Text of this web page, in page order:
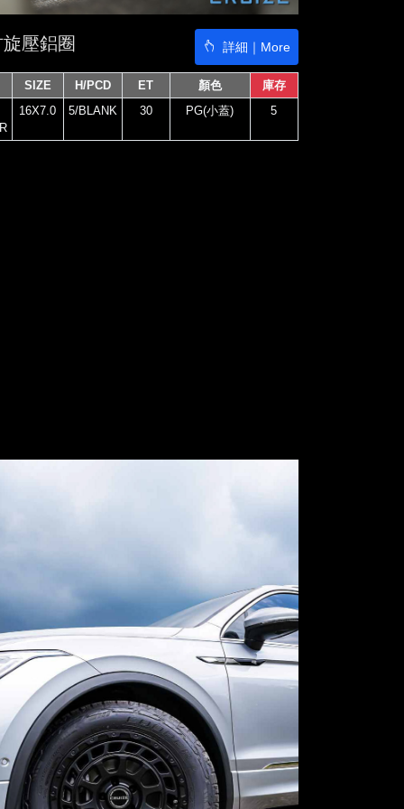
壓鋁圈 詳細｜More
SIZE H/PCD ET 顏色 庫存
16X7.0 5/BLANK 30 PG(小蓋) 5